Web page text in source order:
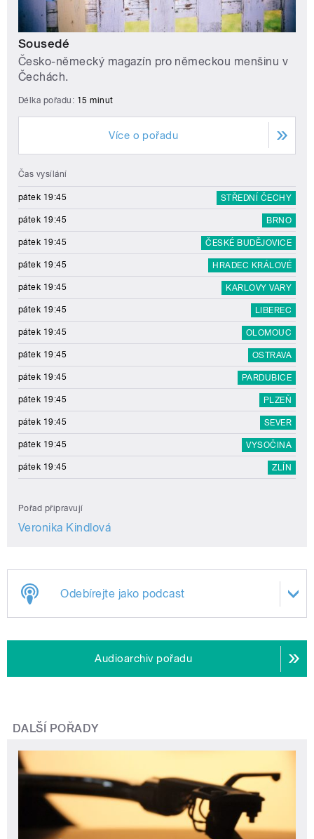
Sousedé
Česko-německý magazín pro německou menšinu v
Čechách.
Délka pořadu: 15 minut
Více o pořadu
Čas vysílání
pátek 19:45 STŘEDNÍ ČECHY
pátek 19:45 BRNO
pátek 19:45 ČESKÉ BUDĚJOVICE
pátek 19:45 HRADEC KRÁLOVÉ
pátek 19:45 KARLOVY VARY
pátek 19:45 LIBEREC
pátek 19:45 OLOMOUC
pátek 19:45 OSTRAVA
pátek 19:45 PARDUBICE
pátek 19:45 PLZEŇ
pátek 19:45 SEVER
pátek 19:45 VYSOČINA
pátek 19:45 ZLÍN
Pořad připravují
Veronika Kindlová
Odebírejte jako podcast
Audioarchiv pořadu
DALŠÍ POŘADY